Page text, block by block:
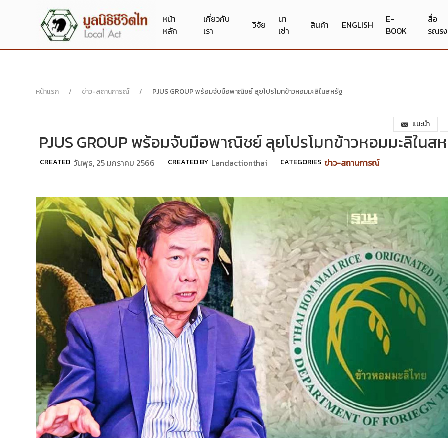
หน้า
หลัก
เกี่ยวกับ
เรา
วิจัย
นา
เช่า
สินค้า ENGLISH
E-
BOOK
สื่อ
รณร
หน้าแรก ข่าว-สถานการณ์ PJUS GROUP พร้อมจับมือพาณิชย์ ลุยโปรโมทข้าวหอมมะลิในสหรัฐ
แนะนำ
PJUS GROUP พร้อมจับมือพาณิชย์ ลุยโปรโมทข้าวหอมมะลิในส
CREATED วันพุธ, 25 มกราคม 2566 CREATED BY Landactionthai CATEGORIES ข่าว-สถานการณ์